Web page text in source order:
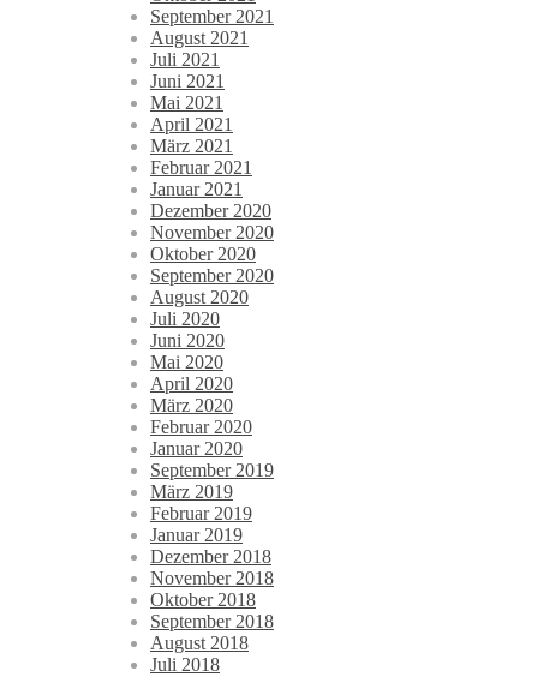
September 2021
August 2021
Juli 2021
Juni 2021
Mai 2021
April 2021
März 2021
Februar 2021
Januar 2021
Dezember 2020
November 2020
Oktober 2020
September 2020
August 2020
Juli 2020
Juni 2020
Mai 2020
April 2020
März 2020
Februar 2020
Januar 2020
September 2019
März 2019
Februar 2019
Januar 2019
Dezember 2018
November 2018
Oktober 2018
September 2018
August 2018
Juli 2018